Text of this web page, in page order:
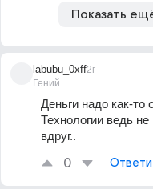
Показать
labubu_0xff
Гений
2г
Деньги надо как-то
Технологии ведь
вдруг..
0